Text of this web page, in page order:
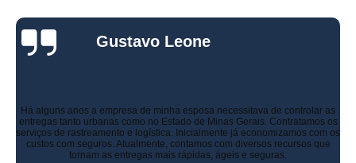
Gustavo Leone
Há alguns anos a empresa de minha esposa necessitava de controlar as
entregas tanto urbanas como no Estado de Minas Gerais. Contratamos os
serviços de rastreamento e logística. Inicialmente já economizamos com os
custos com seguros. Atualmente, contamos com diversos recursos que
tornam as entregas mais rápidas, ágeis e seguras.